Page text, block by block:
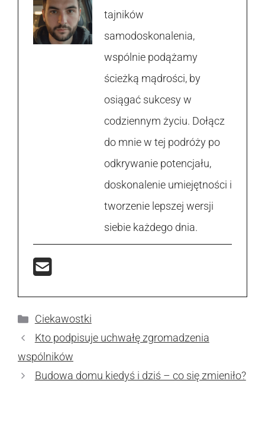
tajników
samodoskonalenia,
wspólnie podążamy
ścieżką mądrości, by
osiągać sukcesy w
codziennym życiu. Dołącz
do mnie w tej podróży po
odkrywanie potencjału,
doskonalenie umiejętności i
tworzenie lepszej wersji
siebie każdego dnia.
Kategorie
Ciekawostki
Kto podpisuje uchwałę zgromadzenia
wspólników
Budowa domu kiedyś i dziś – co się zmieniło?